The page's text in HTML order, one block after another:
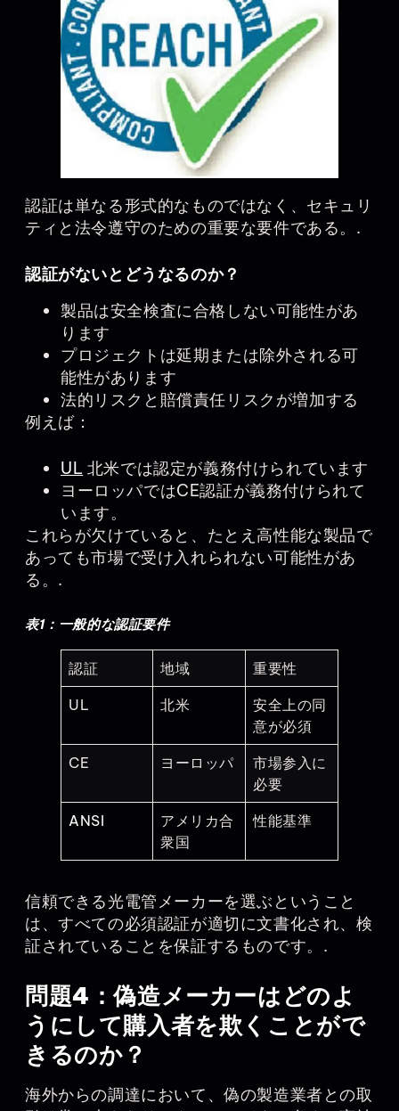
認証は単なる形式的なものではなく、セキュリ
ティと法令遵守のための重要な要件である。.
認証がないとどうなるのか？
製品は安全検査に合格しない可能性があ
ります
プロジェクトは延期または除外される可
能性があります
法的リスクと賠償責任リスクが増加する
例えば：
UL 北米では認定が義務付けられています
ヨーロッパではCE認証が義務付けられて
います。
これらが欠けていると、たとえ高性能な製品で
あっても市場で受け入れられない可能性があ
る。.
表1：一般的な認証要件
認証 地域 重要性
UL 北米
安全上の同
意が必須
CE ヨーロッパ
市場参入に
必要
ANSI
アメリカ合
衆国
性能基準
信頼できる光電管メーカーを選ぶということ
は、すべての必須認証が適切に文書化され、検
証されていることを保証するものです。.
問題4：偽造メーカーはどのよ
うにして購入者を欺くことがで
きるのか？
海外からの調達において、偽の製造業者との取